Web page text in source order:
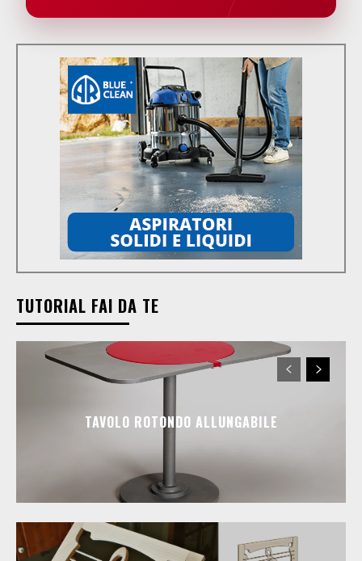
TUTORIAL FAI DA TE
TAVOLO ROTONDO ALLUNGABILE